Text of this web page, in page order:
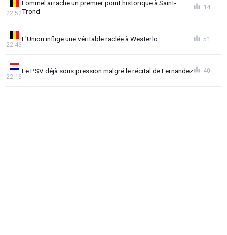
Lommel arrache un premier point historique à Saint-
Trond
22:52
14
L'Union inflige une véritable raclée à Westerlo
22:46
51
Le PSV déjà sous pression malgré le récital de Fernandez
22:16
40